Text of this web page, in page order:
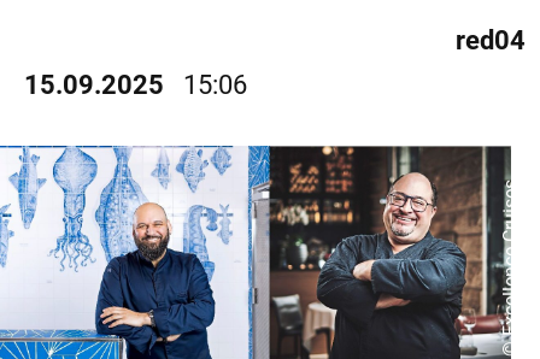
15.09.2025 15:06
red04
© Excellence Cruises